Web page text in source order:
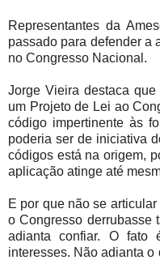
Representantes da
passado para defender a
no Congresso Nacional.
Jorge Vieira destaca
um Projeto de Lei ao
código impertinente às
poderia ser de iniciativa
códigos está na origem,
aplicação atinge até
E por que não se
o Congresso derrubasse
adianta confiar. O
interesses. Não adianta o